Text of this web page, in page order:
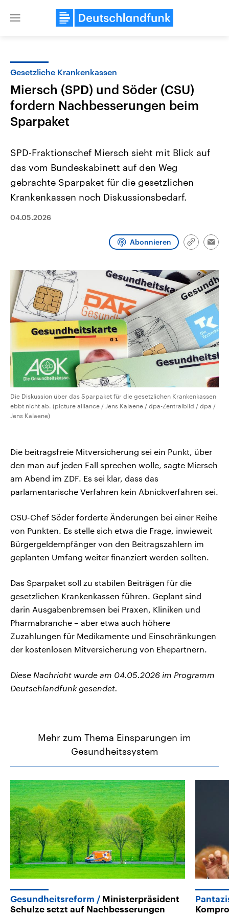
Close
Landtagswahl Sachsen-Anhalt
2026
Alle Informationen
Sachsen-Anhalt wählt am 6.
Landtag. Seit 2021 wird das
Wahlprogramme, aktuelle Berichte
und Kandidaten der anstehenden
Wahl.
Aktuelle Beiträge,
Hintergründe
Wirtschaftlich und
aktuelle Weltgeschehen.
Audio-Archiv
Gesetzliche Krankenkassen
Miersch (SPD) und Söder (CSU)
fordern Nachbesserungen beim
Sparpaket
SPD-Fraktionschef Miersch sieht mit Blick auf
das vom Bundeskabinett auf den Weg
gebrachte Sparpaket für die gesetzlichen
Krankenkassen noch Diskussionsbedarf.
04.05.2026
Abonnieren
Link
Die Diskussion über das Sparpaket für die gesetzlichen Krankenkassen
ebbt nicht ab. (picture alliance / Jens Kalaene / dpa-Zentralbild / dpa /
Jens Kalaene)
Die beitragsfreie Mitversicherung sei ein Punkt, über
den man auf jeden Fall sprechen wolle, sagte Miersch
am Abend im ZDF. Es sei klar, dass das
parlamentarische Verfahren kein Abnickverfahren sei.
CSU-Chef Söder forderte Änderungen bei einer Reihe
von Punkten. Es stelle sich etwa die Frage, inwieweit
Bürgergeldempfänger von den Beitragszahlern im
geplanten Umfang weiter finanziert werden sollten.
Das Sparpaket soll zu stabilen Beiträgen für die
gesetzlichen Krankenkassen führen. Geplant sind
darin Ausgabenbremsen bei Praxen, Kliniken und
Pharmabranche – aber etwa auch höhere
Zuzahlungen für Medikamente und Einschränkungen
der kostenlosen Mitversicherung von Ehepartnern.
Diese Nachricht wurde am 04.05.2026 im Programm
Deutschlandfunk gesendet.
Mehr zum Thema Einsparungen im
Gesundheitssystem
Gesundheitsreform
Ministerpräsident
Schulze setzt auf Nachbesserungen